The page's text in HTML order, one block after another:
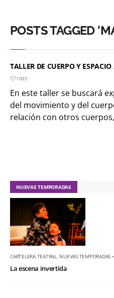
POSTS TAGGED
TALLER DE CUERPO Y
1085
En este taller se buscará
del movimiento y del
relación con otros
NUEVAS TEMPORADAS
CARTELERA TEATRAL NUEVAS TEMPORADAS •
La escena invertida